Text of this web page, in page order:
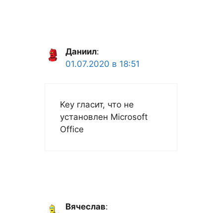
Даниил:
01.07.2020 в 18:51
Key гласит, что не
установлен Microsoft
Office
Вячеслав: